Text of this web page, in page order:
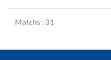
Matchs : 31